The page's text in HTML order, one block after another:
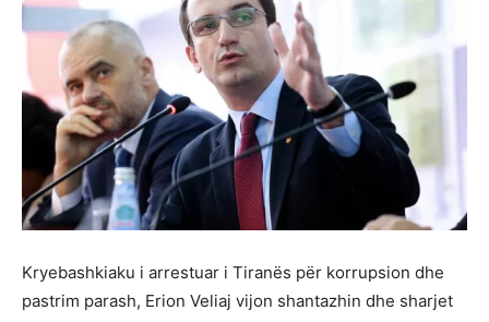
Kryebashkiaku i arrestuar i Tiranës për korrupsion dhe
pastrim parash, Erion Veliaj vijon shantazhin dhe sharjet